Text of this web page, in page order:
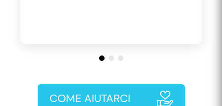
COME AIUTARCI